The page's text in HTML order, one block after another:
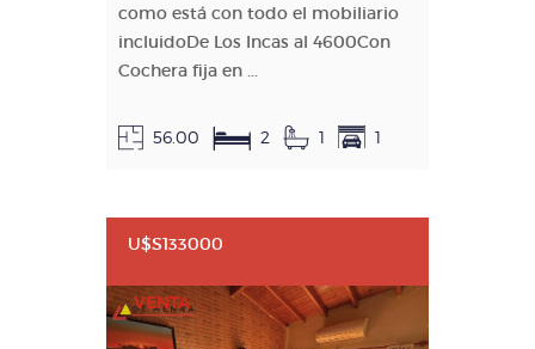
como está con todo el mobiliario
incluidoDe Los Incas al 4600Con
Cochera fija en ...
56.00 2 1 1
U$S133000
VENTA